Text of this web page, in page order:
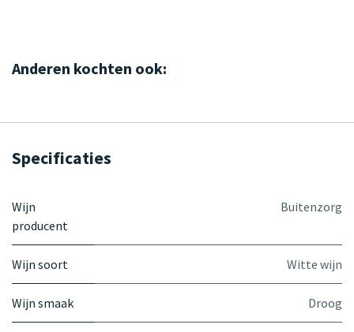
Anderen kochten ook:
Specificaties
Wijn
producent
Buitenzorg
Wijn soort Witte wijn
Wijn smaak Droog